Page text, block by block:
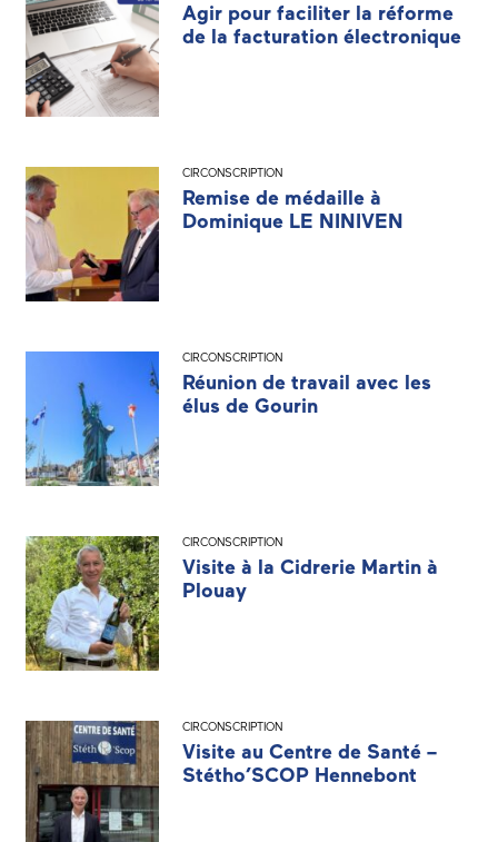
Agir pour faciliter la réforme
de la facturation électronique
CIRCONSCRIPTION
Remise de médaille à
Dominique LE NINIVEN
CIRCONSCRIPTION
Réunion de travail avec les
élus de Gourin
CIRCONSCRIPTION
Visite à la Cidrerie Martin à
Plouay
CIRCONSCRIPTION
Visite au Centre de Santé –
Stétho’SCOP Hennebont